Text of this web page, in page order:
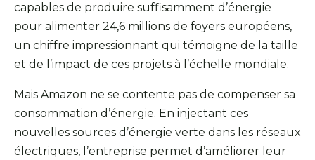
capables de produire suffisamment d’énergie
pour alimenter 24,6 millions de foyers européens,
un chiffre impressionnant qui témoigne de la taille
et de l’impact de ces projets à l’échelle mondiale.
Mais Amazon ne se contente pas de compenser sa
consommation d’énergie. En injectant ces
nouvelles sources d’énergie verte dans les réseaux
électriques, l’entreprise permet d’améliorer leur